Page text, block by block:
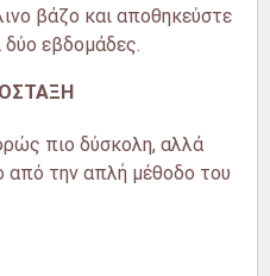
βάζο και αποθηκεύστε
δύο εβδομάδες.
πιο δύσκολη, αλλά
από την απλή μέθοδο του